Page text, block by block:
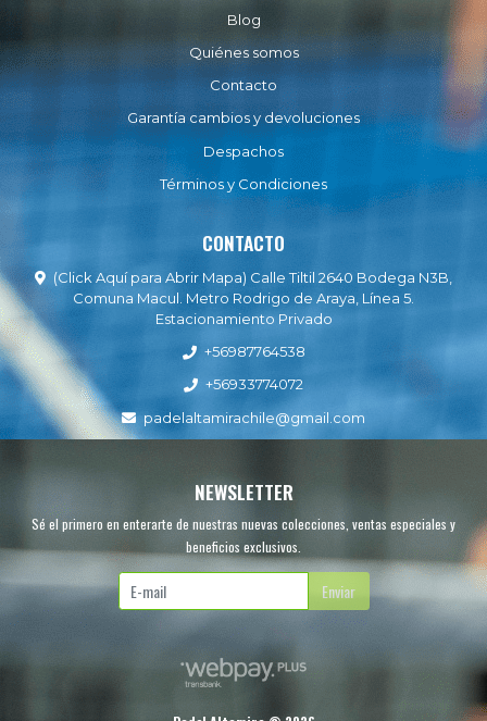
Blog
Quiénes somos
Contacto
Garantía cambios y devoluciones
Despachos
Términos y Condiciones
CONTACTO
(Click Aquí para Abrir Mapa) Calle Tiltil 2640 Bodega N3B,
Comuna Macul. Metro Rodrigo de Araya, Línea 5.
Estacionamiento Privado
+56987764538
+56933774072
padelaltamirachile@gmail.com
NEWSLETTER
Sé el primero en enterarte de nuestras nuevas colecciones, ventas especiales y
beneficios exclusivos.
Enviar